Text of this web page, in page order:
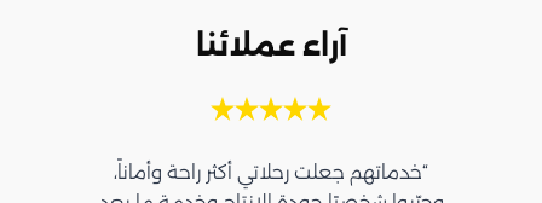
آراء عملائنا
“خدماتهم جعلت رحلاتي أكثر راحة وأماناً،